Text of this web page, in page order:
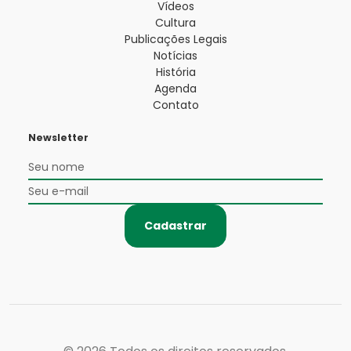
Vídeos
Cultura
Publicações Legais
Notícias
História
Agenda
Contato
Newsletter
Cadastrar